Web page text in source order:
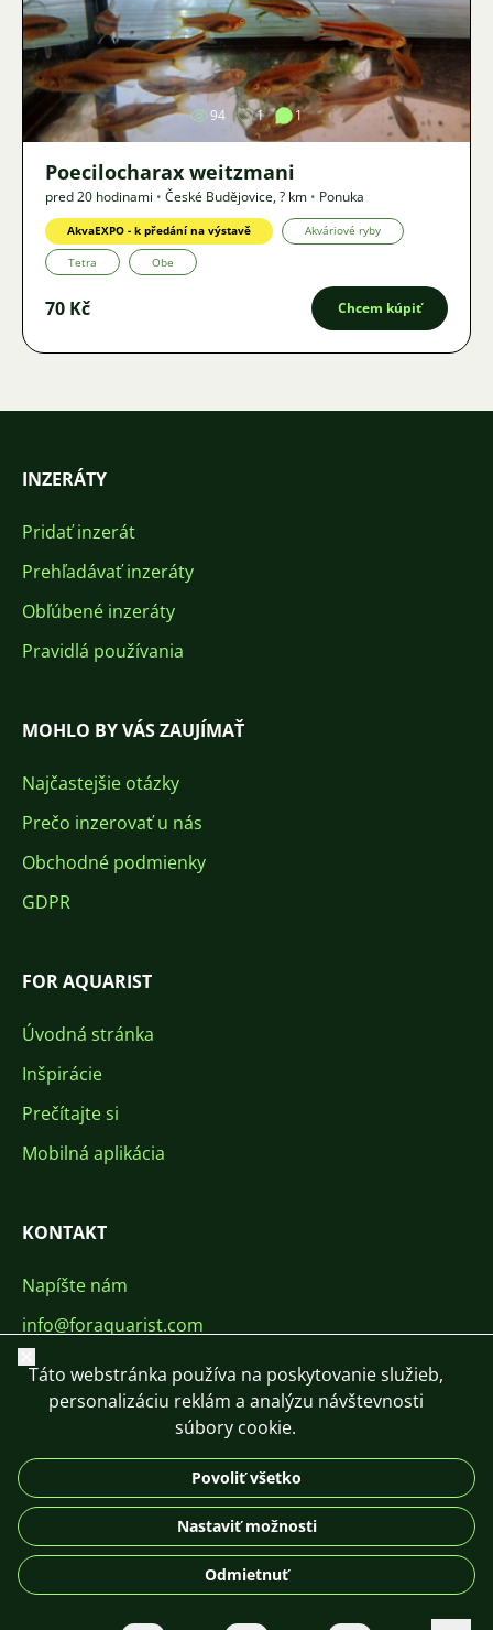
Obrázok
94 1 1
Poecilocharax weitzmani
pred 20 hodinami • České Budějovice,? km • Ponuka
AkvaEXPO - k předání na výstavě Akváriové ryby
Tetra Obe
70 Kč Chcem kúpiť
INZERÁTY
Pridať inzerát
Prehľadávať inzeráty
Obľúbené inzeráty
Pravidlá používania
MOHLO BY VÁS ZAUJÍMAŤ
Najčastejšie otázky
Prečo inzerovať u nás
Obchodné podmienky
GDPR
FOR AQUARIST
Úvodná stránka
Inšpirácie
Prečítajte si
Mobilná aplikácia
KONTAKT
Napíšte nám
info@foraquarist.com
+420 603 449 602
DE
© 2026 For Aquarist
Zavrieť
Táto webstránka používa na poskytovanie služieb,
personalizáciu reklám a analýzu návštevnosti
súbory cookie.
Povoliť všetko
Nastaviť možnosti
Odmietnuť